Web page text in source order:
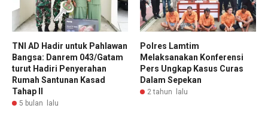
TNI AD Hadir untuk Pahlawan
Bangsa: Danrem 043/Gatam
turut Hadiri Penyerahan
Rumah Santunan Kasad
Tahap II
5 bulan lalu
Polres Lamtim
Melaksanakan Konferensi
Pers Ungkap Kasus Curas
Dalam Sepekan
2 tahun lalu